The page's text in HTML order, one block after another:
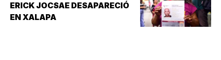
ERICK JOCSAE DESAPARECIÓ
EN XALAPA